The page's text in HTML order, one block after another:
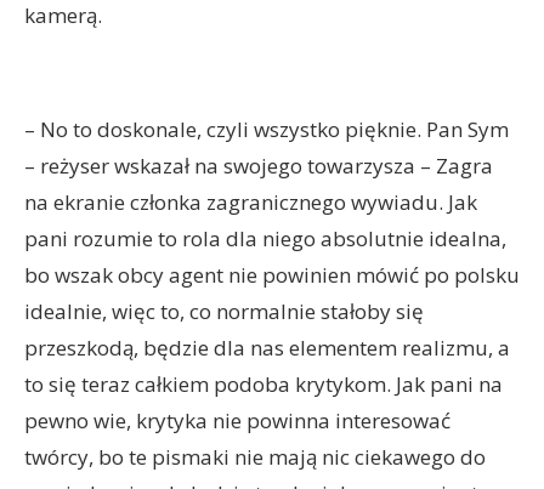
kamerą.
– No to doskonale, czyli wszystko pięknie. Pan Sym
– reżyser wskazał na swojego towarzysza – Zagra
na ekranie członka zagranicznego wywiadu. Jak
pani rozumie to rola dla niego absolutnie idealna,
bo wszak obcy agent nie powinien mówić po polsku
idealnie, więc to, co normalnie stałoby się
przeszkodą, będzie dla nas elementem realizmu, a
to się teraz całkiem podoba krytykom. Jak pani na
pewno wie, krytyka nie powinna interesować
twórcy, bo te pismaki nie mają nic ciekawego do